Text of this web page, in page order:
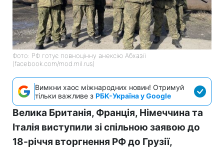
Фото: РФ готує повноцінну анексію Абхазії
(facebook.com/mod.mil.rus)
Вимкни хаос міжнародних новин! Отримуй
тільки важливе з РБК-Україна у Google
Велика Британія, Франція, Німеччина та
Італія виступили зі спільною заявою до
18-річчя вторгнення РФ до Грузії,